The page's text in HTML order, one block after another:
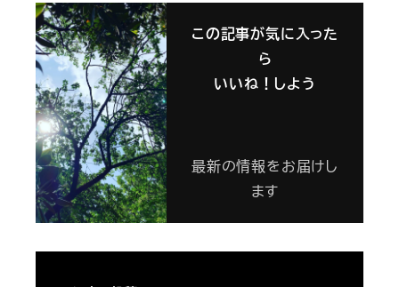
この記事が気に入った
ら
いいね！しよう
最新の情報をお届けし
ます